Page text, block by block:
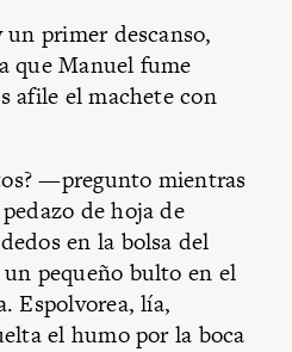
un primer descanso,
que Manuel fume
afile el machete con
—pregunto mientras
de hoja de
en la bolsa del
pequeño bulto en el
Espolvorea, lía,
el humo por la boca